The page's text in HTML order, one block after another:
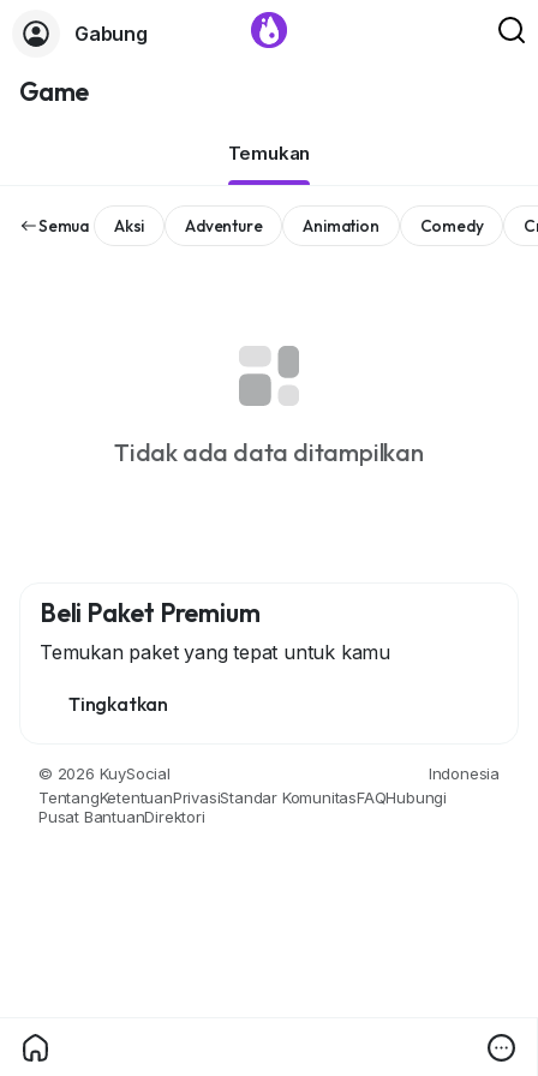
Gabung
Game
Temukan
Semua Aksi Adventure Animation Comedy
Tidak ada data ditampilkan
Beli Paket Premium
Temukan paket yang tepat untuk kamu
Tingkatkan
© 2026 KuySocial
Indonesia
TentangKetentuanPrivasiStandar KomunitasFAQHubungi
Pusat BantuanDirektori